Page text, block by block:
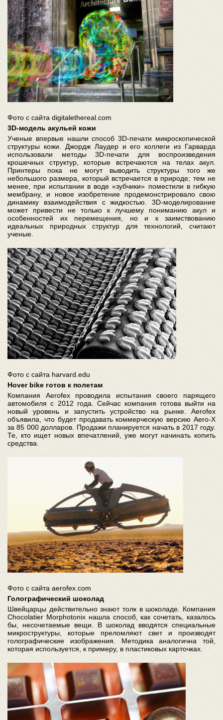
Фото с сайта digitalethereal.com
3D-модель акульей кожи
Ученые впервые нашли способ 3D-печати микроскопической
структуры кожи. Джордж Лаудер и его коллеги из Гарварда
использовали методы 3D-печати для воспроизведения
крошечных структур, которые встречаются на телах акул.
Принтеры пока не могут выводить структуры того же
небольшого размера, который встречается в природе; тем не
менее, при испытании в воде «зубчики» поместили в гибкую
мембрану, и новое изобретение продемонстрировало свою
динамику взаимодействия с жидкостью. 3D-моделирование
может привести не только к лучшему пониманию акул и
особенностей их перемещения, но и к заимствованию
идеальных природных структур для технологий, считают
ученые.
Фото с сайта harvard.edu
Hover bike готов к полетам
Компания Aerofex проводила испытания своего парящего
автомобиля с 2012 года. Сейчас компания готова выйти на
новый уровень и запустить устройство на рынке. Aerofex
объявила, что будет продавать коммерческую версию Aero-X
за 85 000 долларов. Продажи планируется начать в 2017 году.
Те, кто ищет новых впечатлений, уже могут начинать копить
средства.
Фото с сайта aerofex.com
Голографический шоколад
Швейцарцы действительно знают толк в шоколаде. Компания
Chocolatier Morphotonix нашла способ, как сочетать, казалось
бы, несочетаемые вещи. В шоколад вводятся специальные
микроструктуры, которые преломляют свет и производят
голографические изображения. Методика аналогична той,
которая используется, к примеру, в пластиковых карточках.